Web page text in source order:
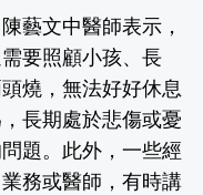
藝文中醫師表示，
要照顧小孩、長
燒，無法好好休息
長期處於悲傷或憂
題。此外，一些經
務或醫師，有時講